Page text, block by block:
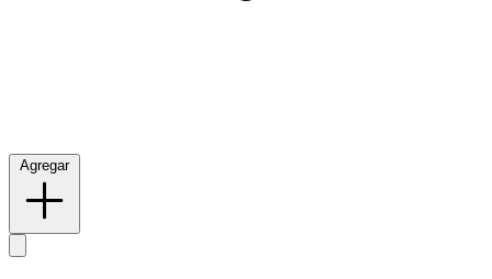
Agregar